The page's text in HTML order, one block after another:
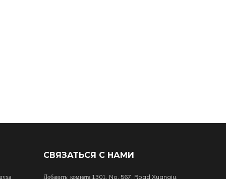
СВЯЗАТЬСЯ С НАМИ
Добавить: комната 1301, No. 567, Road Xuanqiu,